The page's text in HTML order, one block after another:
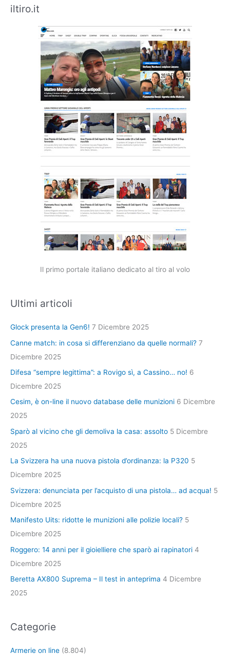
iltiro.it
Il primo portale italiano dedicato al tiro al volo
Ultimi articoli
Glock presenta la Gen6! 7 Dicembre 2025
Canne match: in cosa si differenziano da quelle normali? 7
Dicembre 2025
Difesa “sempre legittima”: a Rovigo sì, a Cassino… no! 6
Dicembre 2025
Cesim, è on-line il nuovo database delle munizioni 6 Dicembre
2025
Sparò al vicino che gli demoliva la casa: assolto 5 Dicembre
2025
La Svizzera ha una nuova pistola d’ordinanza: la P320 5
Dicembre 2025
Svizzera: denunciata per l’acquisto di una pistola… ad acqua! 5
Dicembre 2025
Manifesto Uits: ridotte le munizioni alle polizie locali? 5
Dicembre 2025
Roggero: 14 anni per il gioielliere che sparò ai rapinatori 4
Dicembre 2025
Beretta AX800 Suprema – Il test in anteprima 4 Dicembre
2025
Categorie
Armerie on line (8.804)